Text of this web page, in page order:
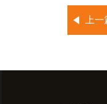
上